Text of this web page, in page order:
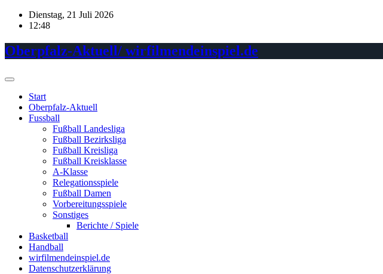
Skip
Dienstag, 21 Juli 2026
12:48
Oberpfalz-Aktuell/ wirfilmendeinspiel.de
Start
Oberpfalz-Aktuell
Fussball
Fußball Landesliga
Fußball Bezirksliga
Fußball Kreisliga
Fußball Kreisklasse
A-Klasse
Relegationsspiele
Fußball Damen
Vorbereitungsspiele
Sonstiges
Berichte / Spiele
Basketball
Handball
wirfilmendeinspiel.de
Datenschutzerklärung